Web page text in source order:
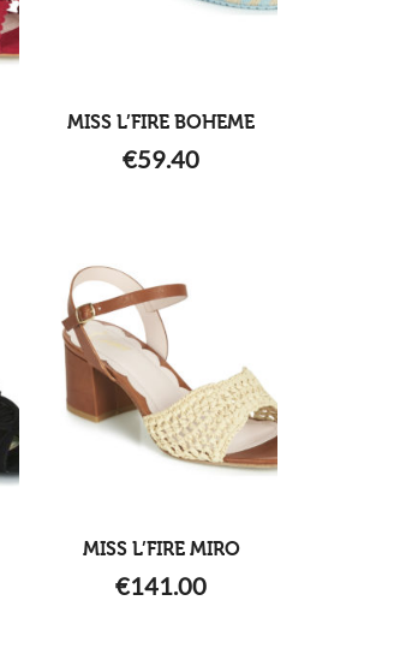
MISS L’FIRE BOHEME
€59.40
MISS L’FIRE MIRO
€141.00